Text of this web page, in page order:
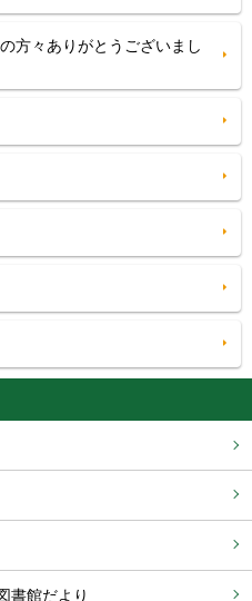
書館だより
方々ありがとうございまし